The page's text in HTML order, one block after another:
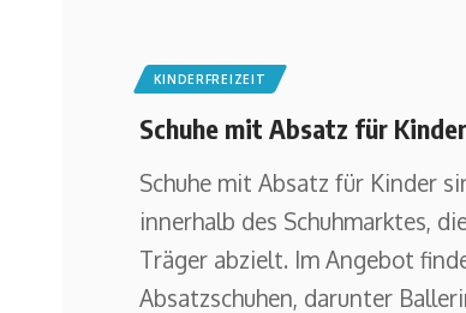
KINDERFREIZEIT
Schuhe mit Absatz für
Schuhe mit Absatz für Kinder
innerhalb des Schuhmarktes,
Träger abzielt. Im Angebot
Absatzschuhen, darunter